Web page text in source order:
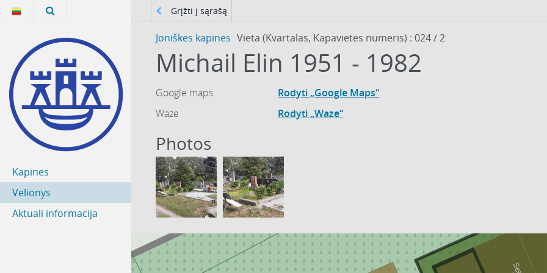
Kapinės
Velionys
Aktuali informacija
Grįžti į sąrašą
Joniškės kapinės Vieta (Kvartalas, Kapavietės numeris) : 024 / 2
Michail Elin 1951 - 1982
Google maps
Rodyti „Google Maps“
Waze
Rodyti „Waze“
Photos
9
5
8
-
2
0
2